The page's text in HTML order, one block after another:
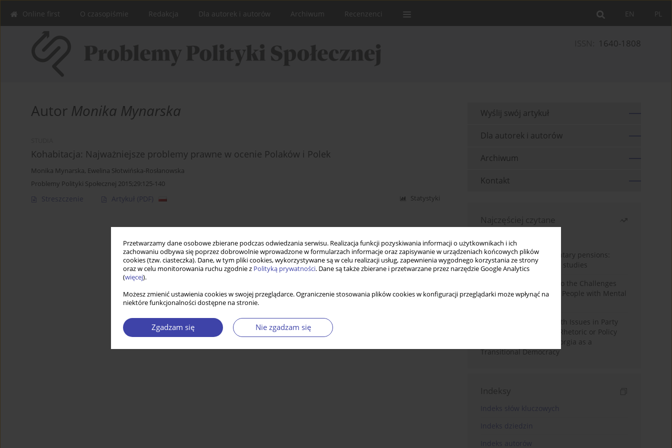
Przetwarzamy dane osobowe zbierane podczas odwiedzania serwisu. Realizacja funkcji pozyskiwania informacji o użytkownikach i ich
zachowaniu odbywa się poprzez dobrowolnie wprowadzone w formularzach informacje oraz zapisywanie w urządzeniach końcowych plików
cookies (tzw. ciasteczka). Dane, w tym pliki cookies, wykorzystywane są w celu realizacji usług, zapewnienia wygodnego korzystania ze strony
oraz w celu monitorowania ruchu zgodnie z Polityką prywatności. Dane są także zbierane i przetwarzane przez narzędzie Google Analytics
(więcej).
Możesz zmienić ustawienia cookies w swojej przeglądarce. Ograniczenie stosowania plików cookies w konfiguracji przeglądarki może wpłynąć na
niektóre funkcjonalności dostępne na stronie.
Zgadzam się Nie zgadzam się
PL
EN
Online first O czasopiśmie Redakcja Dla autorek i autorów Archiwum Recenzenci
1640-1808
Autor Monika Mynarska
Kohabitacja: Najważniejsze problemy prawne w ocenie Polaków i Polek
Monika Mynarska, Ewelina Słotwińska-Rosłanowska
Problemy Polityki Społecznej 2015;29:125-140
Streszczenie Artykuł (PDF) Statystyki
Wyślij swój artykuł
Dla autorek i autorów
Archiwum
Kontakt
Najczęściej czytane
Auto-enrolment in voluntary pensions:
Comparative OECD case studies
Bibliometric Insights into the Challenges
and Needs of Homeless People with Mental
The Politicisation of Youth Issues in Party
Programmes: Symbolic Rhetoric or Policy
Priority? The Case of Georgia as a
Transitional Democracy
Indeksy
Indeks słów kluczowych
Indeks dziedzin
Indeks autorów